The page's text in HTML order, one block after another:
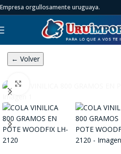
Empresa orgullosamente uruguaya.
← Volver